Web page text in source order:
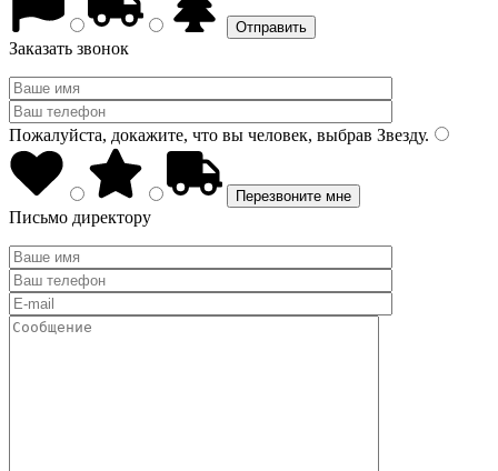
Заказать звонок
Пожалуйста, докажите, что вы человек, выбрав Звезду.
Письмо директору